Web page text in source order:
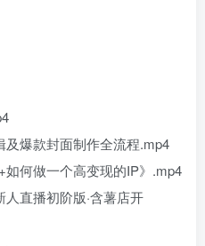
爆款封面制作全流程.mp4
何做一个高变现的IP》.mp4
直播初阶版·含薯店开